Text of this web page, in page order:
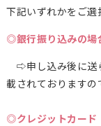
下記いずれかをご選
◎銀行振り込みの場
⇨申し込み後に送
載されておりますの
◎クレジットカード